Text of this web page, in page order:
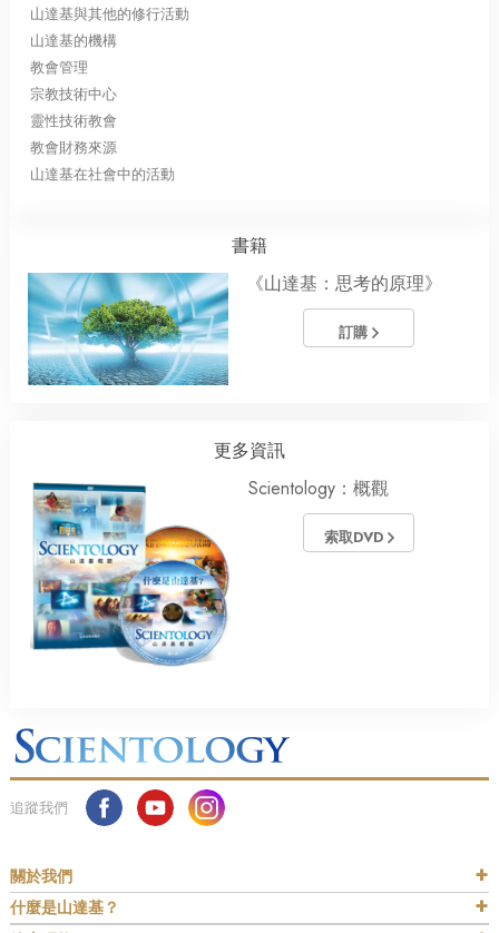
山達基與其他的修行活動
山達基的機構
教會管理
宗教技術中心
靈性技術教會
教會財務來源
山達基在社會中的活動
書籍
《山達基：思考的原理》
訂購
更多資訊
Scientology：概觀
索取DVD
追蹤我們
關於我們
什麼是山達基？